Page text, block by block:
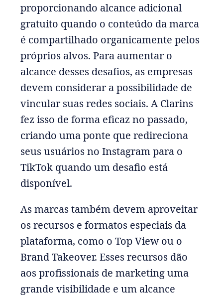
proporcionando alcance adicional
gratuito quando o conteúdo da marca
é compartilhado organicamente pelos
próprios alvos. Para aumentar o
alcance desses desafios, as empresas
devem considerar a possibilidade de
vincular suas redes sociais. A Clarins
fez isso de forma eficaz no passado,
criando uma ponte que redireciona
seus usuários no Instagram para o
TikTok quando um desafio está
disponível.
As marcas também devem aproveitar
os recursos e formatos especiais da
plataforma, como o Top View ou o
Brand Takeover. Esses recursos dão
aos profissionais de marketing uma
grande visibilidade e um alcance